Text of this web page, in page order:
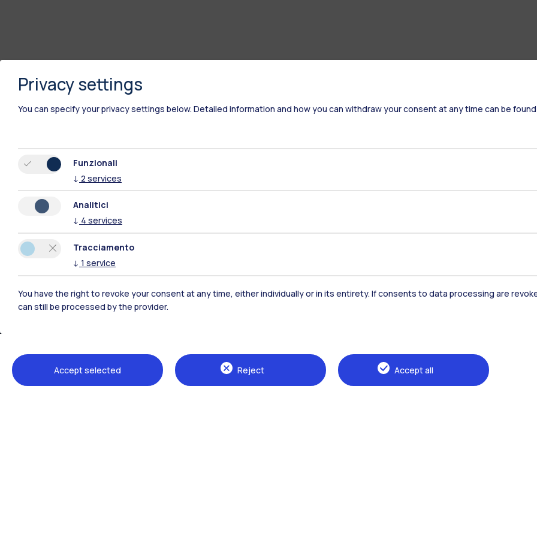
Polimi Community
Tutti i siti dell’ecosistema
Milano Leonardo
Privacy settings
You can specify your privacy settings below. Detailed information and how you can withdraw your consent at any time can be
Funzionali
↓ 2 services
Analitici
↓ 4 services
Tracciamento
↓ 1 service
You have the right to revoke your consent at any time, either individually or in its entirety. If consents to data processing are
can still be processed by the provider.
Reject
Accept selected Accept all